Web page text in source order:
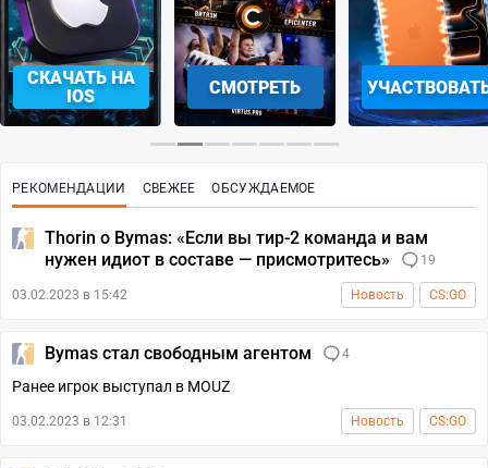
СКАЧАТЬ НА
IOS
СМОТРЕТЬ
РЕКОМЕНДАЦИИ СВЕЖЕЕ ОБСУЖДАЕМОЕ
Thorin о Bymas: «Если вы тир-2 команда и вам
нужен идиот в составе — присмотритесь»
19
03.02.2023 в 15:42 Новость CS:GO
Bymas стал свободным агентом 4
Ранее игрок выступал в MOUZ
03.02.2023 в 12:31 Новость CS:GO